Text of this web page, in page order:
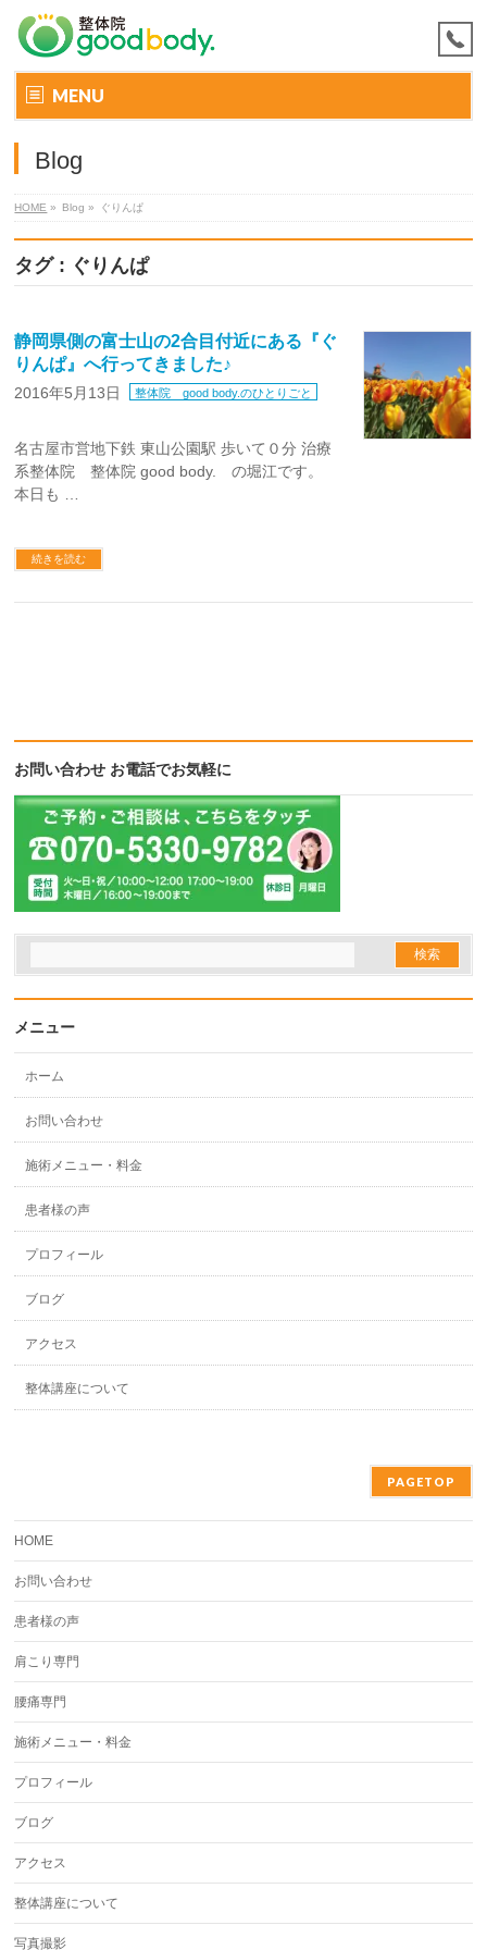
MENU
Blog
HOME » Blog » ぐりんぱ
タグ : ぐりんぱ
静岡県側の富士山の2合目付近にある『ぐ
りんぱ』へ行ってきました♪
2016年5月13日 整体院 good body.のひとりごと
名古屋市営地下鉄 東山公園駅 歩いて０分 治療
系整体院 整体院 good body. の堀江です。
本日も …
続きを読む
お問い合わせ お電話でお気軽に
メニュー
ホーム
お問い合わせ
施術メニュー・料金
患者様の声
プロフィール
ブログ
アクセス
整体講座について
PAGETOP
HOME
お問い合わせ
患者様の声
肩こり専門
腰痛専門
施術メニュー・料金
プロフィール
ブログ
アクセス
整体講座について
写真撮影